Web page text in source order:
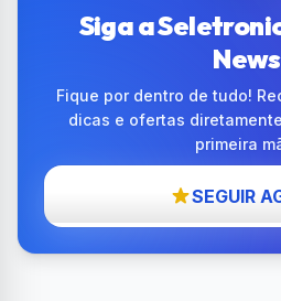
Siga a
News
Fique por dentro de tudo!
dicas e ofertas
primeira
SEGUIR